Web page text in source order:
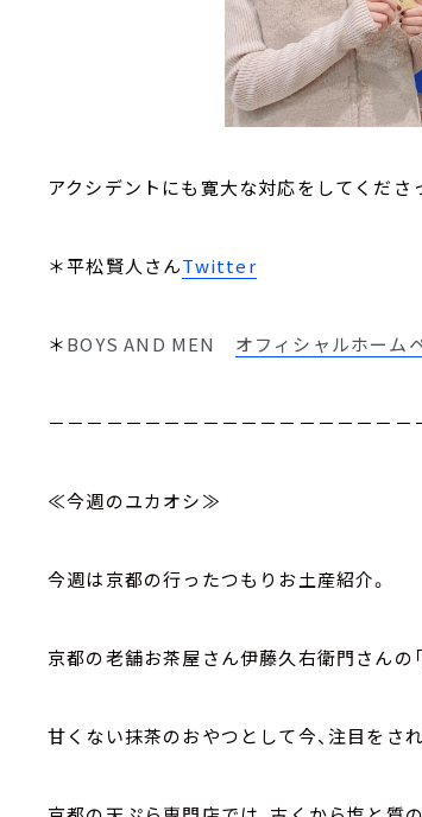
アクシデントにも寛大な対応をしてくださ
＊平松賢人さんTwitter
＊BOYS AND MEN オフィシャルホーム
－－－－－－－－－－－－－－－－－－－
≪今週のユカオシ≫
今週は京都の行ったつもりお土産紹介。
京都の老舗お茶屋さん伊藤久右衛門さんの
甘くない抹茶のおやつとして今、注目をさ